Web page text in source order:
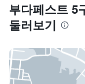
부다페스트 5
둘러보기